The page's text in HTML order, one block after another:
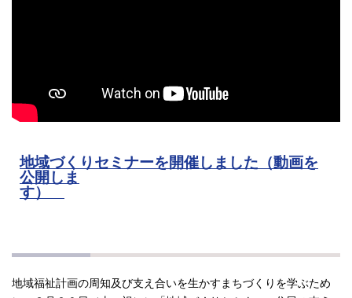
地域づくりセミナーを開催しました（動画を
公開しま
す）
地域福祉計画の周知及び支え合いを生かすまちづくりを学ぶため